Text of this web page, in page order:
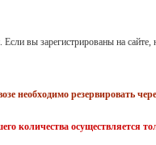
вы зарегистрированы на
необходимо резервировать
количества осуществляется